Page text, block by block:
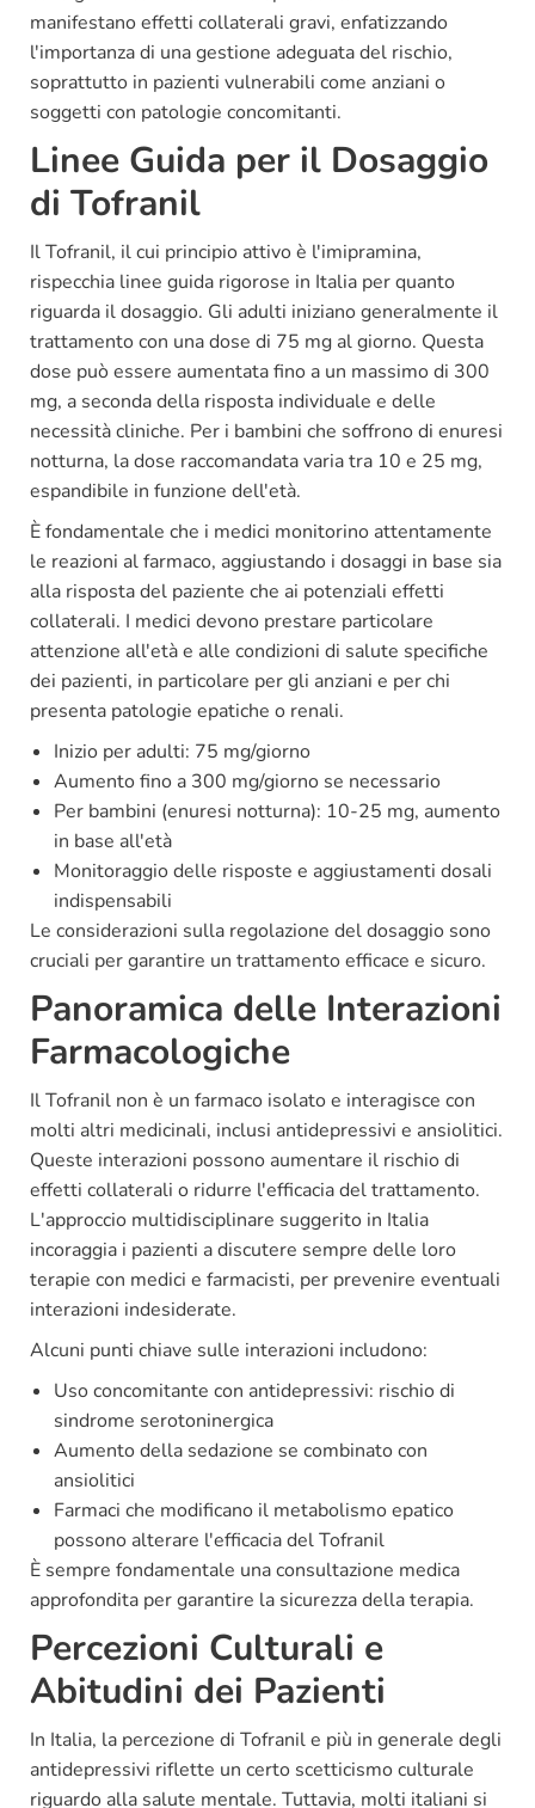
manifestano effetti collaterali gravi, enfatizzando
l'importanza di una gestione adeguata del rischio,
soprattutto in pazienti vulnerabili come anziani o
soggetti con patologie concomitanti.
Linee Guida per il Dosaggio
di Tofranil
Il Tofranil, il cui principio attivo è l'imipramina,
rispecchia linee guida rigorose in Italia per quanto
riguarda il dosaggio. Gli adulti iniziano generalmente il
trattamento con una dose di 75 mg al giorno. Questa
dose può essere aumentata fino a un massimo di 300
mg, a seconda della risposta individuale e delle
necessità cliniche. Per i bambini che soffrono di enuresi
notturna, la dose raccomandata varia tra 10 e 25 mg,
espandibile in funzione dell'età.
È fondamentale che i medici monitorino attentamente
le reazioni al farmaco, aggiustando i dosaggi in base sia
alla risposta del paziente che ai potenziali effetti
collaterali. I medici devono prestare particolare
attenzione all'età e alle condizioni di salute specifiche
dei pazienti, in particolare per gli anziani e per chi
presenta patologie epatiche o renali.
Inizio per adulti: 75 mg/giorno
Aumento fino a 300 mg/giorno se necessario
Per bambini (enuresi notturna): 10-25 mg, aumento
in base all'età
Monitoraggio delle risposte e aggiustamenti dosali
indispensabili
Le considerazioni sulla regolazione del dosaggio sono
cruciali per garantire un trattamento efficace e sicuro.
Panoramica delle Interazioni
Farmacologiche
Il Tofranil non è un farmaco isolato e interagisce con
molti altri medicinali, inclusi antidepressivi e ansiolitici.
Queste interazioni possono aumentare il rischio di
effetti collaterali o ridurre l'efficacia del trattamento.
L'approccio multidisciplinare suggerito in Italia
incoraggia i pazienti a discutere sempre delle loro
terapie con medici e farmacisti, per prevenire eventuali
interazioni indesiderate.
Alcuni punti chiave sulle interazioni includono:
Uso concomitante con antidepressivi: rischio di
sindrome serotoninergica
Aumento della sedazione se combinato con
ansiolitici
Farmaci che modificano il metabolismo epatico
possono alterare l'efficacia del Tofranil
È sempre fondamentale una consultazione medica
approfondita per garantire la sicurezza della terapia.
Percezioni Culturali e
Abitudini dei Pazienti
In Italia, la percezione di Tofranil e più in generale degli
antidepressivi riflette un certo scetticismo culturale
riguardo alla salute mentale. Tuttavia, molti italiani si